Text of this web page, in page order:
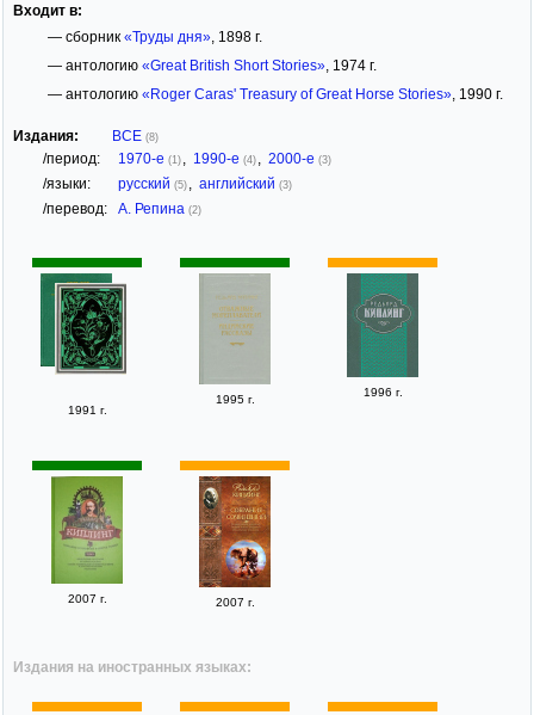
Входит в:
— сборник «Труды дня», 1898 г.
— антологию «Great British Short Stories», 1974 г.
— антологию «Roger Caras' Treasury of Great Horse Stories», 1990 г.
Издания: ВСЕ (8)
/период: 1970-е (1) 1990-е (4) 2000-е (3)
/языки: русский (5) английский (3)
/перевод: А. Репина (2)
1991 г.
1995 г.
1996 г.
2007 г. 2007 г.
Издания на иностранных языках: